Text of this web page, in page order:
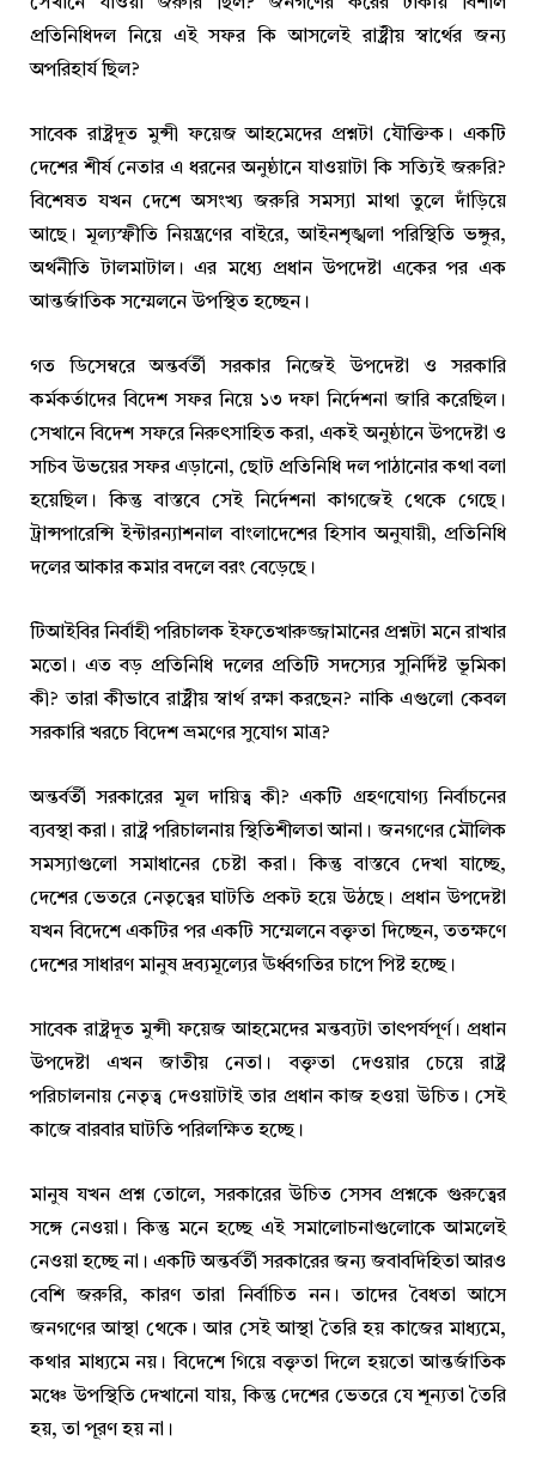
সেখানে যাওয়া জরুরি ছিল? জনগণের করের টাকায় বিশাল
প্রতিনিধিদল নিয়ে এই সফর কি আসলেই রাষ্ট্রীয় স্বার্থের জন্য
অপরিহার্য ছিল?
সাবেক রাষ্ট্রদূত মুন্সী ফয়েজ আহমেদের প্রশ্নটা যৌক্তিক। একটি
দেশের শীর্ষ নেতার এ ধরনের অনুষ্ঠানে যাওয়াটা কি সত্যিই জরুরি?
বিশেষত যখন দেশে অসংখ্য জরুরি সমস্যা মাথা তুলে দাঁড়িয়ে
আছে। মূল্যস্ফীতি নিয়ন্ত্রণের বাইরে, আইনশৃঙ্খলা পরিস্থিতি ভঙ্গুর,
অর্থনীতি টালমাটাল। এর মধ্যে প্রধান উপদেষ্টা একের পর এক
আন্তর্জাতিক সম্মেলনে উপস্থিত হচ্ছেন।
গত ডিসেম্বরে অন্তর্বর্তী সরকার নিজেই উপদেষ্টা ও সরকারি
কর্মকর্তাদের বিদেশ সফর নিয়ে ১৩ দফা নির্দেশনা জারি করেছিল।
সেখানে বিদেশ সফরে নিরুৎসাহিত করা, একই অনুষ্ঠানে উপদেষ্টা ও
সচিব উভয়ের সফর এড়ানো, ছোট প্রতিনিধি দল পাঠানোর কথা বলা
হয়েছিল। কিন্তু বাস্তবে সেই নির্দেশনা কাগজেই থেকে গেছে।
ট্রান্সপারেন্সি ইন্টারন্যাশনাল বাংলাদেশের হিসাব অনুযায়ী, প্রতিনিধি
দলের আকার কমার বদলে বরং বেড়েছে।
টিআইবির নির্বাহী পরিচালক ইফতেখারুজ্জামানের প্রশ্নটা মনে রাখার
মতো। এত বড় প্রতিনিধি দলের প্রতিটি সদস্যের সুনির্দিষ্ট ভূমিকা
কী? তারা কীভাবে রাষ্ট্রীয় স্বার্থ রক্ষা করছেন? নাকি এগুলো কেবল
সরকারি খরচে বিদেশ ভ্রমণের সুযোগ মাত্র?
অন্তর্বর্তী সরকারের মূল দায়িত্ব কী? একটি গ্রহণযোগ্য নির্বাচনের
ব্যবস্থা করা। রাষ্ট্র পরিচালনায় স্থিতিশীলতা আনা। জনগণের মৌলিক
সমস্যাগুলো সমাধানের চেষ্টা করা। কিন্তু বাস্তবে দেখা যাচ্ছে,
দেশের ভেতরে নেতৃত্বের ঘাটতি প্রকট হয়ে উঠছে। প্রধান উপদেষ্টা
যখন বিদেশে একটির পর একটি সম্মেলনে বক্তৃতা দিচ্ছেন, ততক্ষণে
দেশের সাধারণ মানুষ দ্রব্যমূল্যের ঊর্ধ্বগতির চাপে পিষ্ট হচ্ছে।
সাবেক রাষ্ট্রদূত মুন্সী ফয়েজ আহমেদের মন্তব্যটা তাৎপর্যপূর্ণ। প্রধান
উপদেষ্টা এখন জাতীয় নেতা। বক্তৃতা দেওয়ার চেয়ে রাষ্ট্র
পরিচালনায় নেতৃত্ব দেওয়াটাই তার প্রধান কাজ হওয়া উচিত। সেই
কাজে বারবার ঘাটতি পরিলক্ষিত হচ্ছে।
মানুষ যখন প্রশ্ন তোলে, সরকারের উচিত সেসব প্রশ্নকে গুরুত্বের
সঙ্গে নেওয়া। কিন্তু মনে হচ্ছে এই সমালোচনাগুলোকে আমলেই
নেওয়া হচ্ছে না। একটি অন্তর্বর্তী সরকারের জন্য জবাবদিহিতা আরও
বেশি জরুরি, কারণ তারা নির্বাচিত নন। তাদের বৈধতা আসে
জনগণের আস্থা থেকে। আর সেই আস্থা তৈরি হয় কাজের মাধ্যমে,
কথার মাধ্যমে নয়। বিদেশে গিয়ে বক্তৃতা দিলে হয়তো আন্তর্জাতিক
মঞ্চে উপস্থিতি দেখানো যায়, কিন্তু দেশের ভেতরে যে শূন্যতা তৈরি
হয়, তা পূরণ হয় না।